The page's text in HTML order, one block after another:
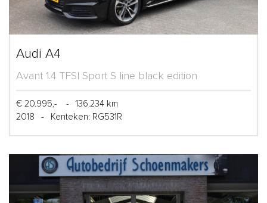
Audi A4
Avant 1.4 TFSI Sport S line black edition
€ 20.995,- -
136.234 km
2018
- Kenteken: RG531R